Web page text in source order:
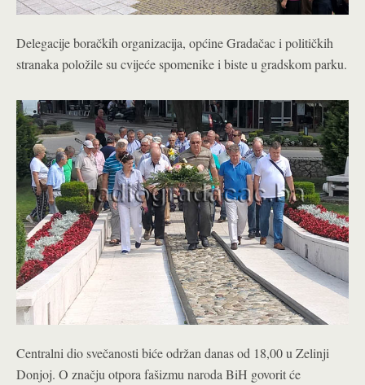
Delegacije boračkih organizacija, općine Gradačac i političkih
stranaka položile su cvijeće spomenike i biste u gradskom parku.
Centralni dio svečanosti biće održan danas od 18,00 u Zelinji
Donjoj. O značju otpora fašizmu naroda BiH govorit će